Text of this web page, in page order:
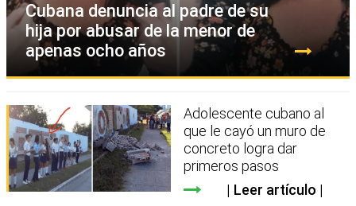
Cubana denuncia al padre de su
hija por abusar de la menor de
apenas ocho años
Adolescente cubano al
que le cayó un muro de
concreto logra dar
primeros pasos
Leer artículo